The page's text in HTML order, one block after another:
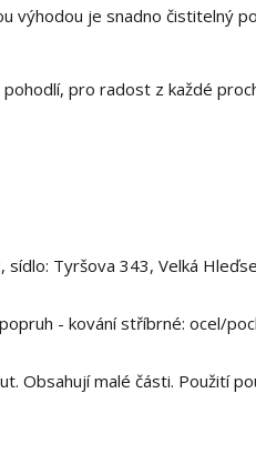
výhodou je snadno čistitelný
pro radost z každé
Tyršova 343, Velká
- kování stříbrné: ocel/
Obsahují malé části. Použití